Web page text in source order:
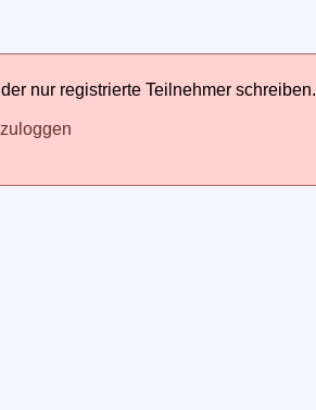
nur registrierte Teilnehmer schreiben.